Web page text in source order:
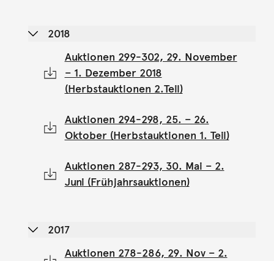
2018
Auktionen 299-302, 29. November
– 1. Dezember 2018
(Herbstauktionen 2.Teil)
Auktionen 294-298, 25. – 26.
Oktober (Herbstauktionen 1. Teil)
Auktionen 287-293, 30. Mai – 2.
Juni (Frühjahrsauktionen)
2017
Auktionen 278-286, 29. Nov – 2.